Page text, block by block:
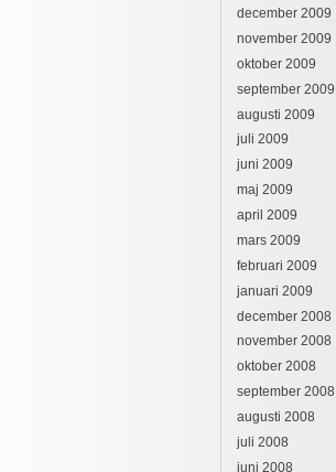
december 2009
november 2009
oktober 2009
september 2009
augusti 2009
juli 2009
juni 2009
maj 2009
april 2009
mars 2009
februari 2009
januari 2009
december 2008
november 2008
oktober 2008
september 2008
augusti 2008
juli 2008
juni 2008